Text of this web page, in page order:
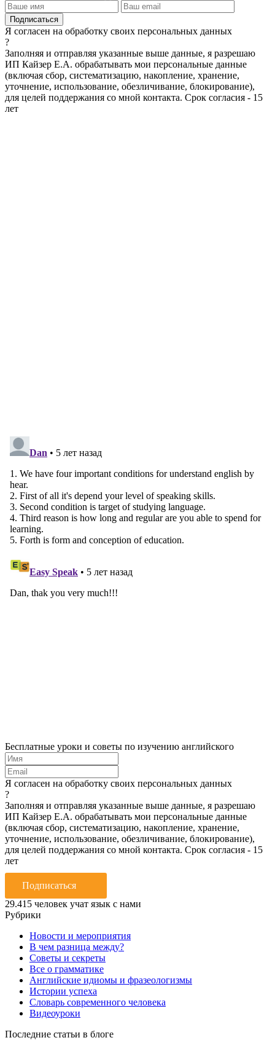
Я согласен на обработку своих персональных данных
?
Заполняя и отправляя указанные выше данные, я разрешаю
ИП Кайзер Е.А. обрабатывать мои персональные данные
(включая сбор, систематизацию, накопление, хранение,
уточнение, использование, обезличивание, блокирование),
для целей поддержания со мной контакта. Срок согласия - 15
лет
Бесплатные уроки и советы по изучению английского
Я согласен на обработку своих персональных данных
?
Заполняя и отправляя указанные выше данные, я разрешаю
ИП Кайзер Е.А. обрабатывать мои персональные данные
(включая сбор, систематизацию, накопление, хранение,
уточнение, использование, обезличивание, блокирование),
для целей поддержания со мной контакта. Срок согласия - 15
лет
Подписаться
29.415 человек учат язык с нами
Рубрики
Новости и мероприятия
В чем разница между?
Советы и секреты
Все о грамматике
Английские идиомы и фразеологизмы
Истории успеха
Словарь современного человека
Видеоуроки
Последние статьи в блоге